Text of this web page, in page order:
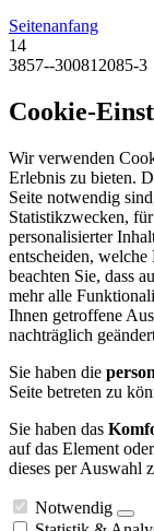
Seitenanfang
14
3857--300812085-3
Cookie-
Wir verwenden
Erlebnis zu bieten.
Seite notwendig
Statistikzwecken,
personalisierter
entscheiden,
beachten Sie, dass
mehr alle
Ihnen getroffene
nachträglich
Sie haben die
Seite betreten zu
Sie haben das
auf das Element
dieses per Auswahl
Notwendig